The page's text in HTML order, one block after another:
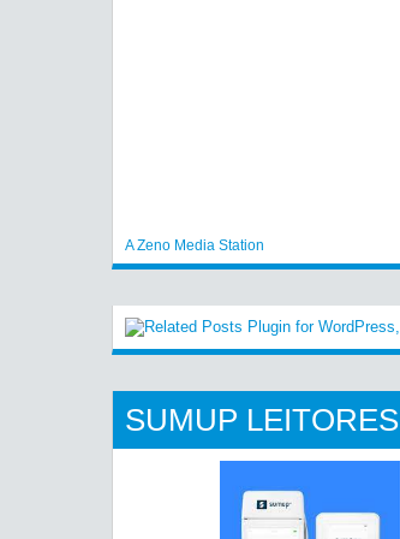
A Zeno Media Station
SUMUP LEITORES